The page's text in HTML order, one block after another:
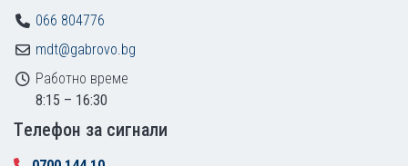
066 804776
mdt@gabrovo.bg
Работно време
8:15 – 16:30
Tелефон за сигнали